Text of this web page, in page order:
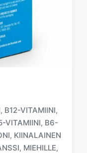
, B12-VITAMIINI,
VITAMIINI, B6-
, KIINALAINEN
, MIEHILLE,